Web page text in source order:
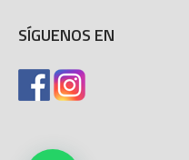
SÍGUENOS EN